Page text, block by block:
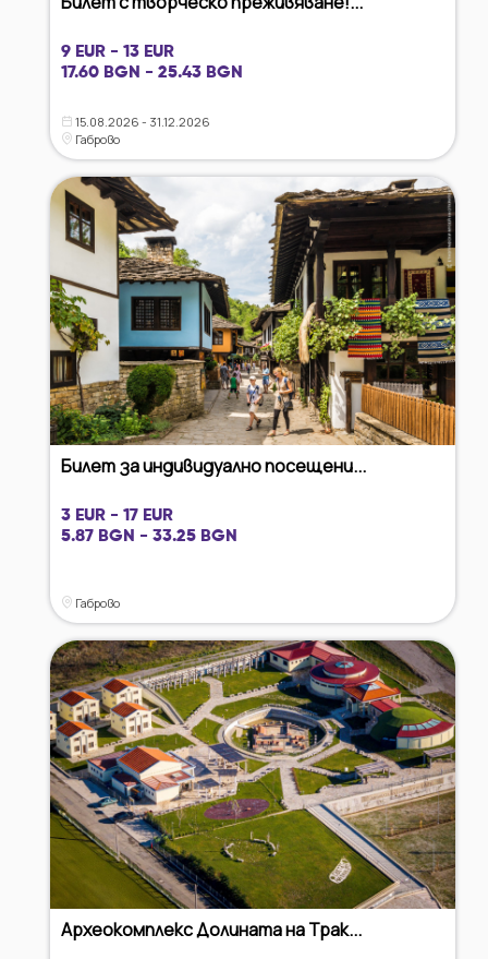
9 EUR - 13 EUR
17.60 BGN - 25.43 BGN
15.08.2026 - 31.12.2026
Габрово
Билет за индивидуално посещени...
3 EUR - 17 EUR
5.87 BGN - 33.25 BGN
Габрово
Археокомплекс Долината на Трак...